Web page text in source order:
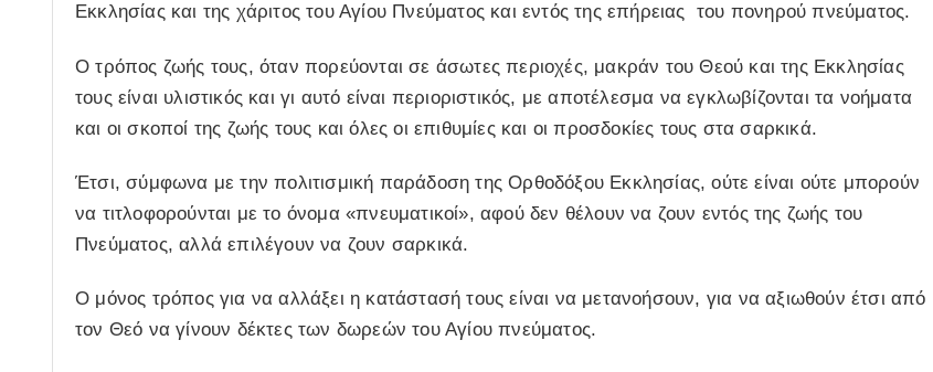
Εκκλησίας και της χάριτος του Αγίου Πνεύματος και εντός της επήρειας του πονηρού πνεύματος.
Ο τρόπος ζωής τους, όταν πορεύονται σε άσωτες περιοχές, μακράν του Θεού και της Εκκλησίας
τους είναι υλιστικός και γι αυτό είναι περιοριστικός, με αποτέλεσμα να εγκλωβίζονται τα νοήματα
και οι σκοποί της ζωής τους και όλες οι επιθυμίες και οι προσδοκίες τους στα σαρκικά.
Έτσι, σύμφωνα με την πολιτισμική παράδοση της Ορθοδόξου Εκκλησίας, ούτε είναι ούτε μπορούν
να τιτλοφορούνται με το όνομα «πνευματικοί», αφού δεν θέλουν να ζουν εντός της ζωής του
Πνεύματος, αλλά επιλέγουν να ζουν σαρκικά.
Ο μόνος τρόπος για να αλλάξει η κατάστασή τους είναι να μετανοήσουν, για να αξιωθούν έτσι από
τον Θεό να γίνουν δέκτες των δωρεών του Αγίου πνεύματος.